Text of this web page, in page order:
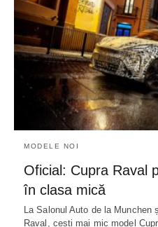
MODELE NOI
Oficial: Cupra Raval
în clasa mică
La Salonul Auto de la Munchen
Raval, cești mai mic model